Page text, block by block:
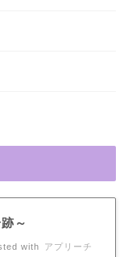
～
with アプリーチ